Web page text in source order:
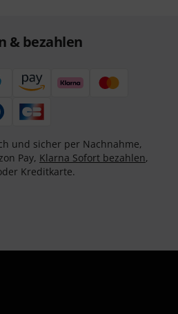
& bezahlen
und sicher per Nachnahme,
Pay, Klarna Sofort bezahlen,
Kreditkarte.